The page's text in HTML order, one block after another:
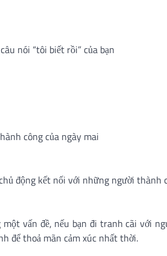
nói “tôi biết rồi” của bạn
công của ngày mai
động kết nối với những người thành
vấn đề, nếu bạn đi tranh cãi với
để thoả mãn cảm xúc nhất thời.